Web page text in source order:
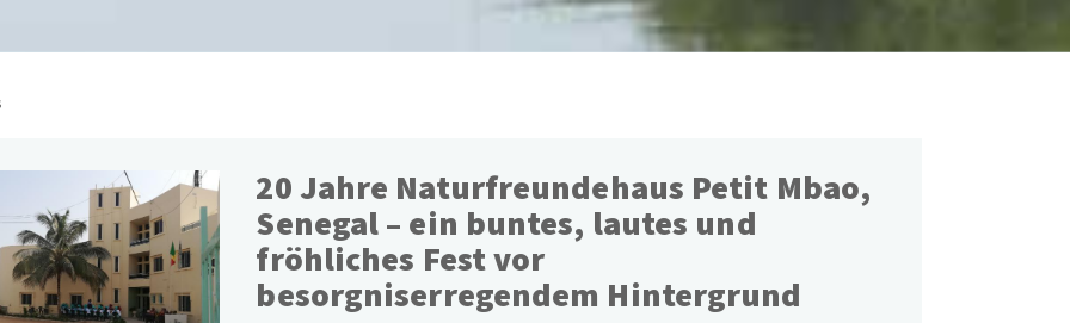
20 Jahre Naturfreundehaus Petit Mbao,
Senegal – ein buntes, lautes und
fröhliches Fest vor
besorgniserregendem Hintergrund